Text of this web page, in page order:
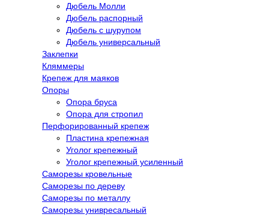
Дюбель Молли
Дюбель распорный
Дюбель с шурупом
Дюбель универсальный
Заклепки
Кляммеры
Крепеж для маяков
Опоры
Опора бруса
Опора для стропил
Перфорированный крепеж
Пластина крепежная
Уголог крепежный
Уголог крепежный усиленный
Саморезы кровельные
Саморезы по дереву
Саморезы по металлу
Саморезы унивресальный